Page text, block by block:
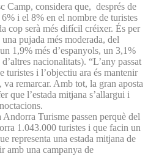
Camp, considera que, després de
6% i el 8% en el nombre de turistes
cop serà més difícil créixer. És per
pujada més moderada, del
1,9% més d’espanyols, un 3,1%
nacionalitats). “L’any passat
turistes i l’objectiu ara és mantenir
remarcar. Amb tot, la gran aposta
que l’estada mitjana s’allargui i
Turisme passen perquè del
1.043.000 turistes i que facin un
representa una estada mitjana de
amb una campanya de